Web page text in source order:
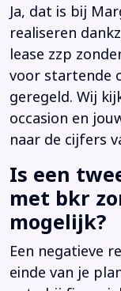
Ja, dat is bij
realiseren
lease zzp
voor startende
geregeld. Wij
occasion en
naar de cijfers
Is een
met bkr
mogelijk?
Een negatieve
einde van je